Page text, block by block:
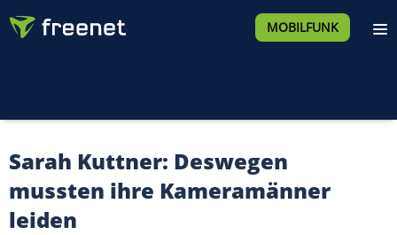
MOBILFUNK
Sarah Kuttner: Deswegen
mussten ihre Kameramänner
leiden